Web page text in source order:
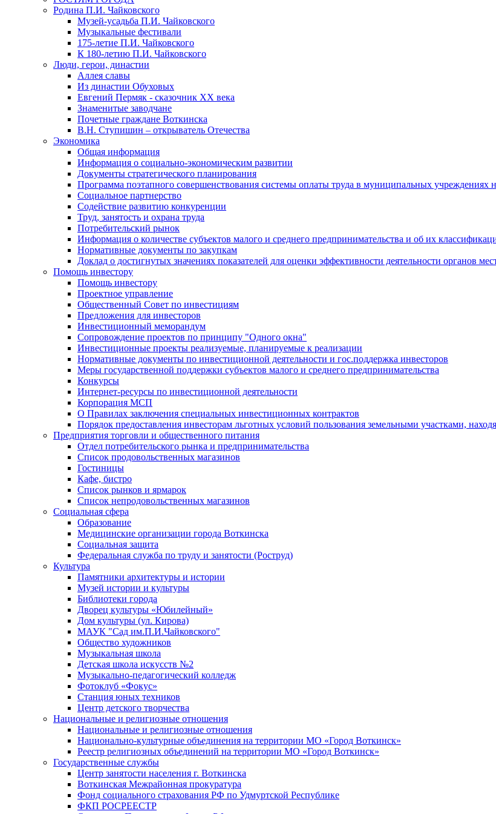
Родина П.И. Чайковского
Музей-усадьба П.И. Чайковского
Музыкальные фестивали
175-летие П.И. Чайковского
К 180-летию П.И. Чайковского
Люди, герои, династии
Аллея славы
Из династии Обуховых
Евгений Пермяк - сказочник XX века
Знаменитые заводчане
Почетные граждане Воткинска
В.Н. Ступишин – открыватель Отечества
Экономика
Общая информация
Информация о социально-экономическим развитии
Документы стратегического планирования
Программа поэтапного совершенствования системы оплаты труда в муниципальных учреждениях
Социальное партнерство
Содействие развитию конкуренции
Труд, занятость и охрана труда
Потребительский рынок
Информация о количестве субъектов малого и среднего предпринимательства и об их
Нормативные документы по закупкам
Доклад о достигнутых значениях показателей для оценки эффективности деятельности органов
Помощь инвестору
Помощь инвестору
Проектное управление
Общественный Совет по инвестициям
Предложения для инвесторов
Инвестиционный меморандум
Сопровождение проектов по принципу "Oдного окна"
Инвестиционные проекты реализуемые, планируемые к реализации
Нормативные документы по инвестиционной деятельности и гос.поддержка инвесторов
Меры государственной поддержки субъектов малого и среднего предпринимательства
Конкурсы
Интернет-ресурсы по инвестиционной деятельности
Корпорация МСП
О Правилах заключения специальных инвестиционных контрактов
Порядок предоставления инвесторам льготных условий пользования земельными участками,
Предприятия торговли и общественного питания
Отдел потребительского рынка и предпринимательства
Список продовольственных магазинов
Гостиницы
Кафе, бистро
Cписок рынков и ярмарок
Список непродовольственных магазинов
Социальная сфера
Образование
Медицинские организации города Воткинска
Социальная защита
Федеральная служба по труду и занятости (Роструд)
Культура
Памятники архитектуры и истории
Музей истории и культуры
Библиотеки города
Дворец культуры «Юбилейный»
Дом культуры (ул. Кирова)
МАУК "Сад им.П.И.Чайковского"
Общество художников
Музыкальная школа
Детская школа искусств №2
Музыкально-педагогический колледж
Фотоклуб «Фокус»
Станция юных техников
Центр детского творчества
Национальные и религиозные отношения
Национальные и религиозные отношения
Национально-культурные объединения на территории МО «Город Воткинск»
Реестр религиозных объединений на территории МО «Город Воткинск»
Государственные службы
Центр занятости населения г. Воткинска
Воткинская Межрайонная прокуратура
Фонд социального страхования РФ по Удмуртской Республике
ФКП РОСРЕЕСТР